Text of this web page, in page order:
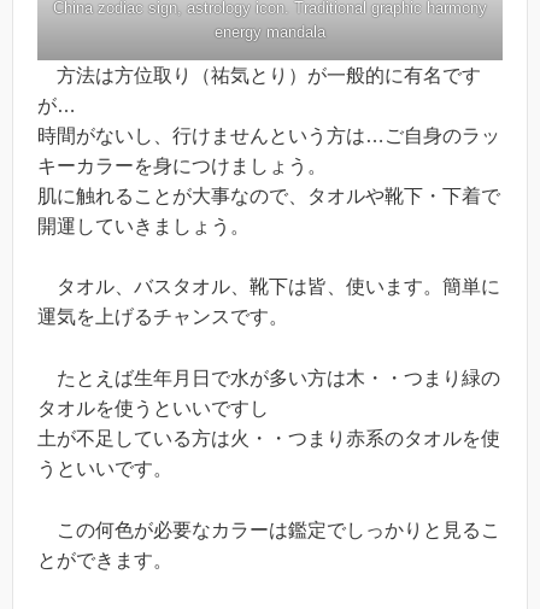
China zodiac sign, astrology icon. Traditional graphic harmony
energy mandala
方法は方位取り（祐気とり）が一般的に有名です
が…
時間がないし、行けませんという方は…ご自身のラッ
キーカラーを身につけましょう。
肌に触れることが大事なので、タオルや靴下・下着で
開運していきましょう。
タオル、バスタオル、靴下は皆、使います。簡単に
運気を上げるチャンスです。
たとえば生年月日で水が多い方は木・・つまり緑の
タオルを使うといいですし
土が不足している方は火・・つまり赤系のタオルを使
うといいです。
この何色が必要なカラーは鑑定でしっかりと見るこ
とができます。